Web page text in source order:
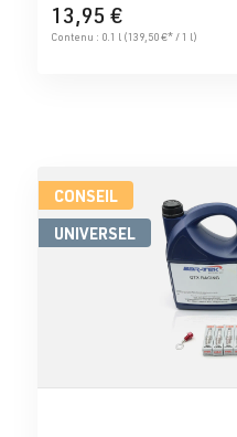
13,95 €
Contenu : 0.1 l (139,50 €* / 1 l)
CONSEIL
UNIVERSEL